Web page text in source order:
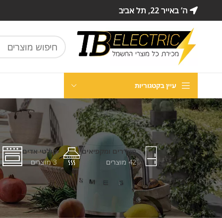
ה’ באייר 22, תל אביב
עיין בקטגוריות
מקררים ומקפיאים
42 מוצרים
קולטי אדים
3 מוצרים